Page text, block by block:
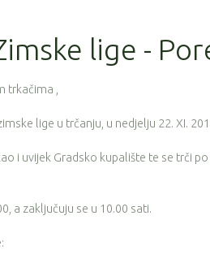
lige -
trkačima ,
lige u trčanju, u nedjelju 22. XI.
i uvijek Gradsko kupalište te se trči
a zaključuju se u 10.00 sati.